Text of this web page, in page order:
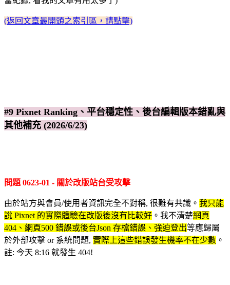
(返回文章最開頭之索引區，請點擊)
#9 Pixnet Ranking、平台穩定性、後台編輯版本錯亂與
其他補充 (2026/6/23)
問題 0623-01 - 關於改版站台受攻擊
由於站方與會員/使用者資訊完全不對稱, 很難有共識。 我只能
說 Pixnet 的實際體驗在改版後沒有比較好 。我不清楚網頁
404、網頁500 錯誤或後台Json 存檔錯誤、強迫登出等應歸屬
於外部攻擊 or 系統問題, 實際上這些錯誤發生機率不在少數 。
註: 今天 8:16 就發生 404!